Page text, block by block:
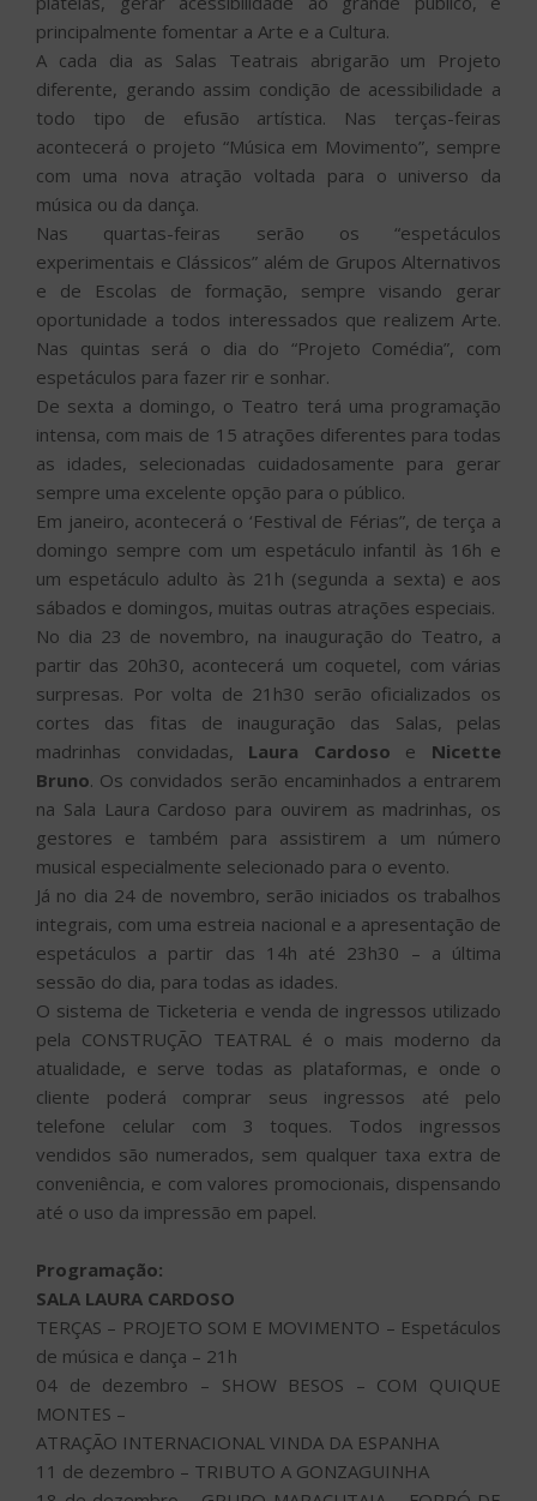
principalmente fomentar a Arte e a Cultura.
A cada dia as Salas Teatrais abrigarão um Projeto
diferente, gerando assim condição de acessibilidade a
todo tipo de efusão artística. Nas terças-feiras
acontecerá o projeto “Música em Movimento”, sempre
com uma nova atração voltada para o universo da
música ou da dança.
Nas quartas-feiras serão os “espetáculos
experimentais e Clássicos” além de Grupos Alternativos
e de Escolas de formação, sempre visando gerar
oportunidade a todos interessados que realizem Arte.
Nas quintas será o dia do “Projeto Comédia”, com
espetáculos para fazer rir e sonhar.
De sexta a domingo, o Teatro terá uma programação
intensa, com mais de 15 atrações diferentes para todas
as idades, selecionadas cuidadosamente para gerar
sempre uma excelente opção para o público.
Em janeiro, acontecerá o ‘Festival de Férias”, de terça a
domingo sempre com um espetáculo infantil às 16h e
um espetáculo adulto às 21h (segunda a sexta) e aos
sábados e domingos, muitas outras atrações especiais.
No dia 23 de novembro, na inauguração do Teatro, a
partir das 20h30, acontecerá um coquetel, com várias
surpresas. Por volta de 21h30 serão oficializados os
cortes das fitas de inauguração das Salas, pelas
madrinhas convidadas, Laura Cardoso e Nicette
Bruno. Os convidados serão encaminhados a entrarem
na Sala Laura Cardoso para ouvirem as madrinhas, os
gestores e também para assistirem a um número
musical especialmente selecionado para o evento.
Já no dia 24 de novembro, serão iniciados os trabalhos
integrais, com uma estreia nacional e a apresentação de
espetáculos a partir das 14h até 23h30 – a última
sessão do dia, para todas as idades.
O sistema de Ticketeria e venda de ingressos utilizado
pela CONSTRUÇÃO TEATRAL é o mais moderno da
atualidade, e serve todas as plataformas, e onde o
cliente poderá comprar seus ingressos até pelo
telefone celular com 3 toques. Todos ingressos
vendidos são numerados, sem qualquer taxa extra de
conveniência, e com valores promocionais, dispensando
até o uso da impressão em papel.
Programação:
SALA LAURA CARDOSO
TERÇAS – PROJETO SOM E MOVIMENTO – Espetáculos
de música e dança – 21h
04 de dezembro – SHOW BESOS – COM QUIQUE
MONTES –
ATRAÇÃO INTERNACIONAL VINDA DA ESPANHA
11 de dezembro – TRIBUTO A GONZAGUINHA